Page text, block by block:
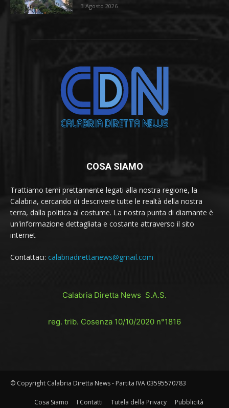
3 Agosto 2026
COSA SIAMO
Trattiamo temi prettamente legati alla nostra regione, la
Calabria, cercando di descrivere tutte le realtà della nostra
terra, dalla politica al costume. La nostra punta di diamante è
un'informazione dettagliata e costante attraverso il sito
internet
Contattaci: calabriadirettanews@gmail.com
Calabria Diretta News S.A.S.
reg. trib. Cosenza 10/10/2020 n°1816
© Copyright Calabria Diretta News - Partita IVA 03595570783
Cosa Siamo I Contatti Tutela della Privacy Pubblicità